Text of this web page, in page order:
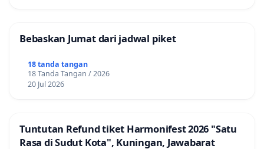
Bebaskan Jumat dari jadwal piket
18 tanda tangan
18 Tanda Tangan / 2026
20 Jul 2026
Tuntutan Refund tiket Harmonifest 2026 "Satu
Rasa di Sudut Kota", Kuningan, Jawabarat